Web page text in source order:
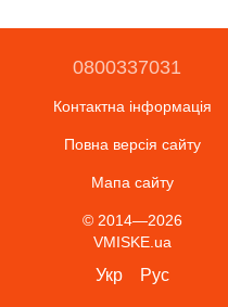
0800337031
Контактна інформація
Повна версія сайту
Мапа сайту
© 2014—2026
VMISKE.ua
Укр Рус